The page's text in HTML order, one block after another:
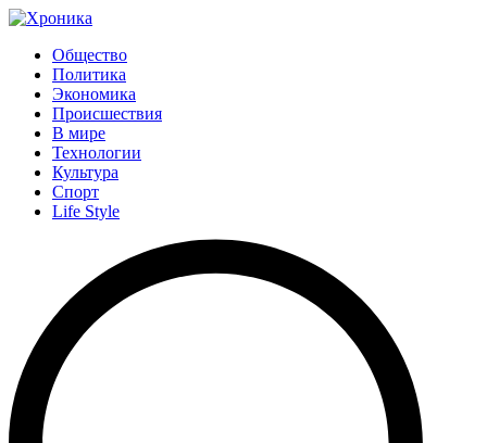
Общество
Политика
Экономика
Происшествия
В мире
Технологии
Культура
Спорт
Life Style